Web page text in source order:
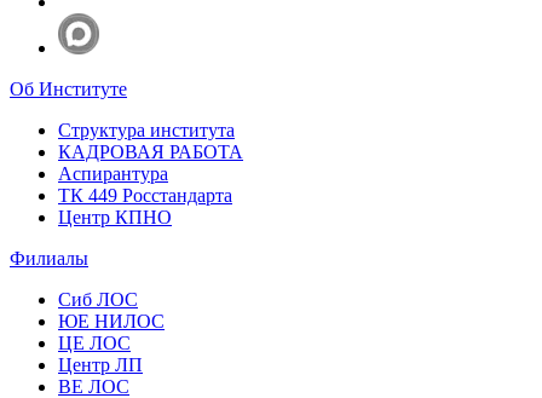
Об Институте
Структура института
КАДРОВАЯ РАБОТА
Аспирантура
ТК 449 Росстандарта
Центр КПНО
Филиалы
Сиб ЛОС
ЮЕ НИЛОС
ЦЕ ЛОС
Центр ЛП
ВЕ ЛОС